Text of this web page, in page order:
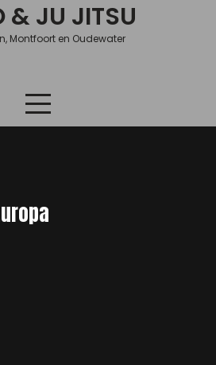
& JU JITSU
Montfoort en Oudewater